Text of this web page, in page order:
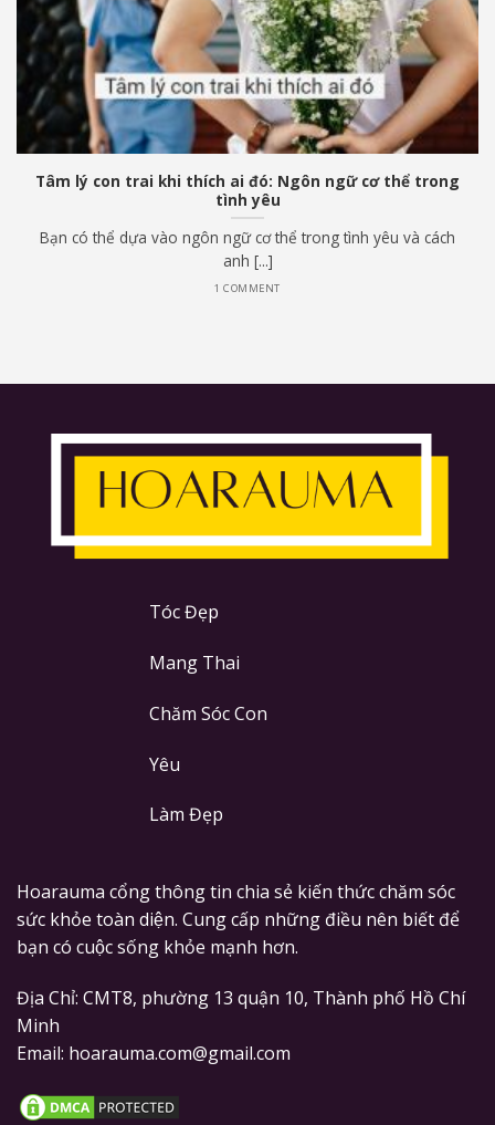
Tâm lý con trai khi thích ai đó: Ngôn ngữ cơ thể trong
tình yêu
Bạn có thể dựa vào ngôn ngữ cơ thể trong tình yêu và cách
anh [...]
1 COMMENT
Tóc Đẹp
Mang Thai
Chăm Sóc Con
Yêu
Làm Đẹp
Hoarauma cổng thông tin chia sẻ kiến thức chăm sóc
sức khỏe toàn diện. Cung cấp những điều nên biết để
bạn có cuộc sống khỏe mạnh hơn.
Địa Chỉ: CMT8, phường 13 quận 10, Thành phố Hồ Chí
Minh
Email: hoarauma.com@gmail.com